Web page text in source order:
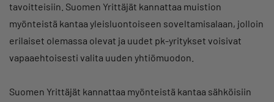
tavoitteisiin. Suomen Yrittäjät kannattaa muistion
myönteistä kantaa yleisluontoiseen soveltamisalaan, jolloin
erilaiset olemassa olevat ja uudet pk-yritykset voisivat
vapaaehtoisesti valita uuden yhtiömuodon.
Suomen Yrittäjät kannattaa myönteistä kantaa sähköisiin